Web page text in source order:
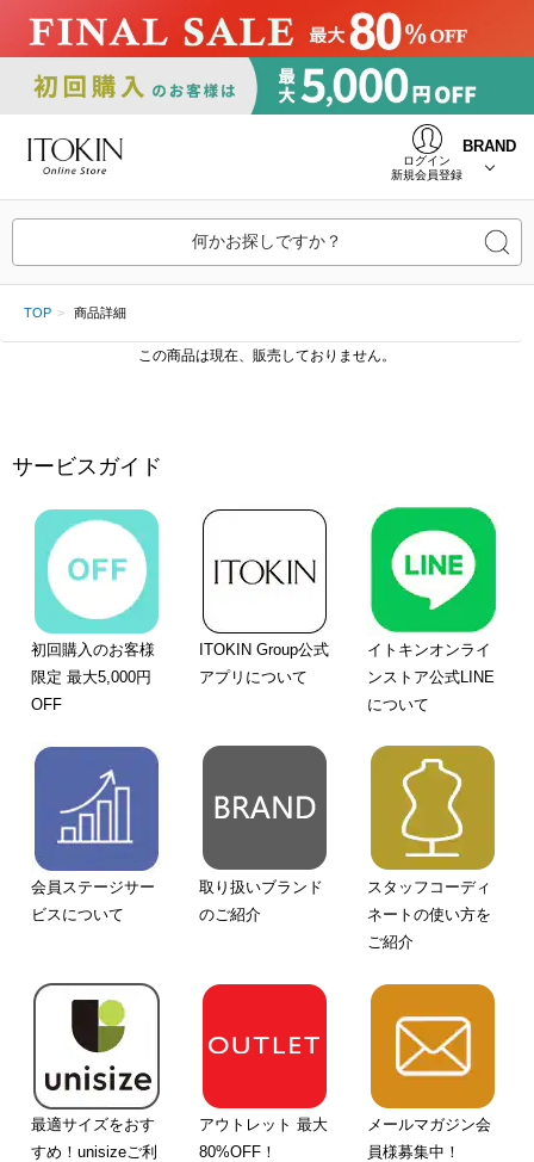
ログイン
新規会員登録
BRAND
何かお探しですか？
TOP 商品詳細
この商品は現在、販売しておりません。
サービスガイド
初回購入のお客様
限定 最大5,000円
OFF
ITOKIN Group公式
アプリについて
イトキンオンライ
ンストア公式LINE
について
会員ステージサー
ビスについて
取り扱いブランド
のご紹介
スタッフコーディ
ネートの使い方を
ご紹介
最適サイズをおす
すめ！unisizeご利
アウトレット 最大
80%OFF！
メールマガジン会
員様募集中！